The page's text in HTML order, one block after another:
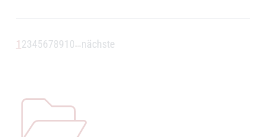
12345678910…nächste